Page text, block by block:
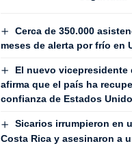
Cerca de 350.000
meses de alerta por frío en
El nuevo vicepresidente
afirma que el país ha
confianza de Estados
Sicarios irrumpieron en
Costa Rica y asesinaron a